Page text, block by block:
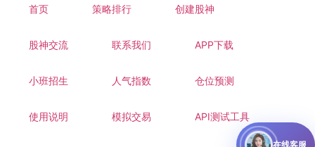
首页 策略排行 创建股神
股神交流 联系我们 APP下载
小班招生 人气指数 仓位预测
使用说明 模拟交易 API测试工具
在线客服